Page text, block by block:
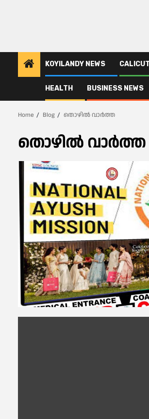
KOYILANDY NEWS
HEALTH BUSINESS NEWS
Home Blog തൊഴിൽ വാർത്ത
തൊഴിൽ വാർത്ത